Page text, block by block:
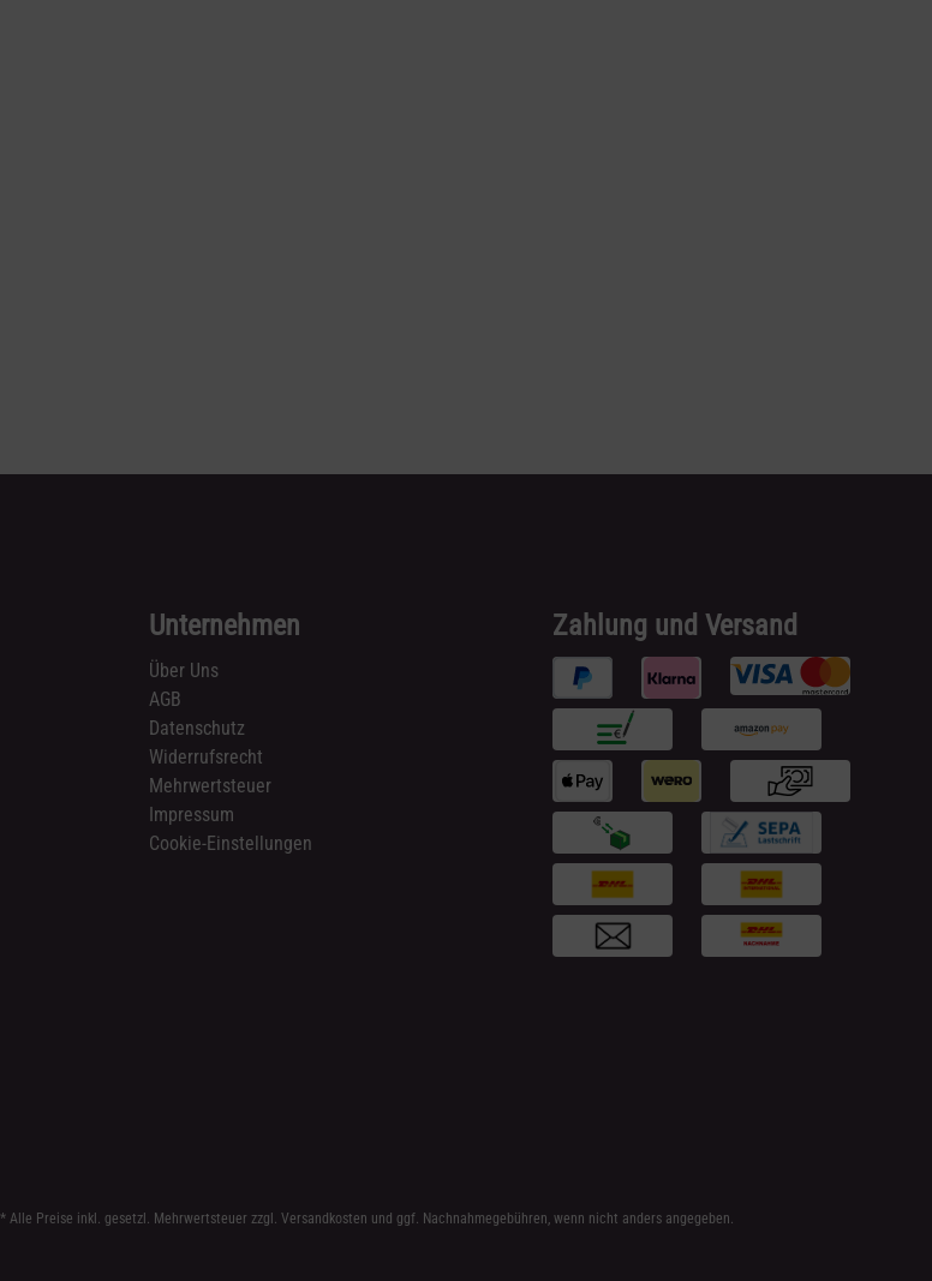
Unternehmen
Über Uns
AGB
Datenschutz
Widerrufsrecht
Mehrwertsteuer
Impressum
Cookie-Einstellungen
Zahlung und Versand
* Alle Preise inkl. gesetzl. Mehrwertsteuer zzgl.Versandkosten und ggf. Nachnahmegebühren, wenn nicht anders angegeben.